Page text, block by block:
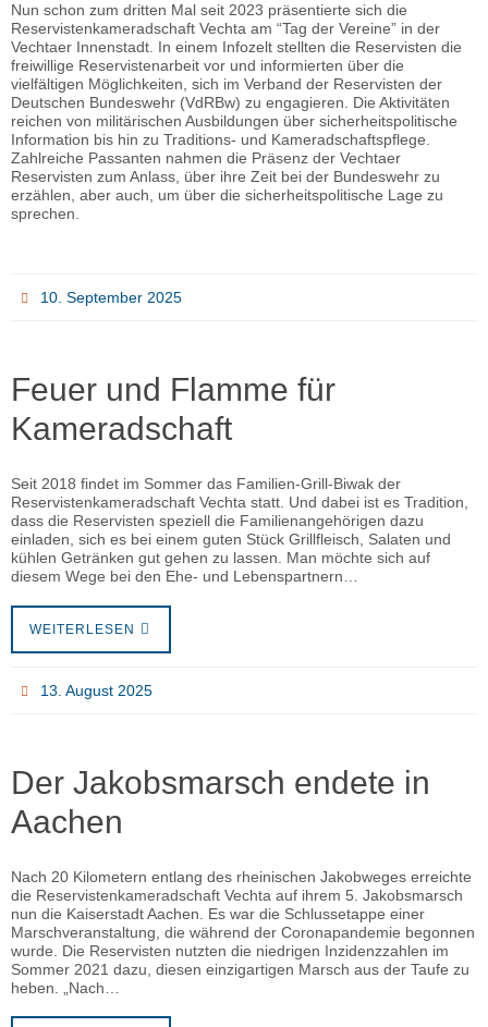
Nun schon zum dritten Mal seit 2023 präsentierte sich die
Reservistenkameradschaft Vechta am “Tag der Vereine” in der
Vechtaer Innenstadt. In einem Infozelt stellten die Reservisten die
freiwillige Reservistenarbeit vor und informierten über die
vielfältigen Möglichkeiten, sich im Verband der Reservisten der
Deutschen Bundeswehr (VdRBw) zu engagieren. Die Aktivitäten
reichen von militärischen Ausbildungen über sicherheitspolitische
Information bis hin zu Traditions- und Kameradschaftspflege.
Zahlreiche Passanten nahmen die Präsenz der Vechtaer
Reservisten zum Anlass, über ihre Zeit bei der Bundeswehr zu
erzählen, aber auch, um über die sicherheitspolitische Lage zu
sprechen.
10. September 2025
Feuer und Flamme für
Kameradschaft
Seit 2018 findet im Sommer das Familien-Grill-Biwak der
Reservistenkameradschaft Vechta statt. Und dabei ist es Tradition,
dass die Reservisten speziell die Familienangehörigen dazu
einladen, sich es bei einem guten Stück Grillfleisch, Salaten und
kühlen Getränken gut gehen zu lassen. Man möchte sich auf
diesem Wege bei den Ehe- und Lebenspartnern…
WEITERLESEN
13. August 2025
Der Jakobsmarsch endete in
Aachen
Nach 20 Kilometern entlang des rheinischen Jakobweges erreichte
die Reservistenkameradschaft Vechta auf ihrem 5. Jakobsmarsch
nun die Kaiserstadt Aachen. Es war die Schlussetappe einer
Marschveranstaltung, die während der Coronapandemie begonnen
wurde. Die Reservisten nutzten die niedrigen Inzidenzzahlen im
Sommer 2021 dazu, diesen einzigartigen Marsch aus der Taufe zu
heben. „Nach…